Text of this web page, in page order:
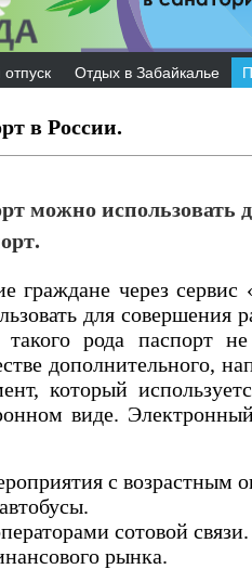
Отдых в Забайкалье
в России.
можно использовать
граждане через
для совершения
рода паспорт
дополнительного,
который
виде.
с возрастным
сотовой связи.
рынка.